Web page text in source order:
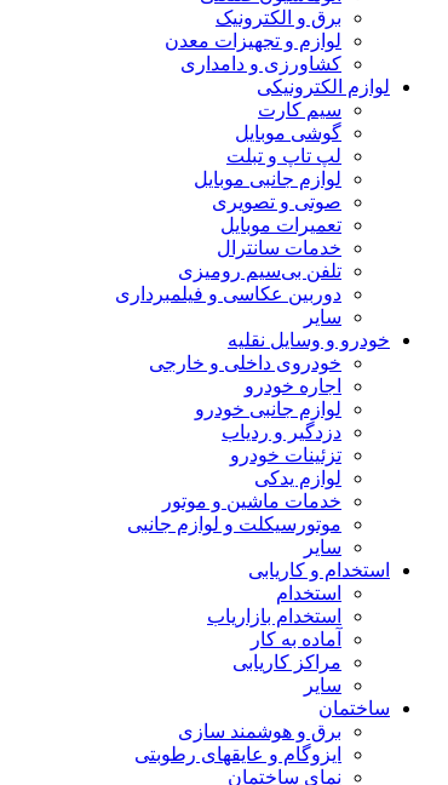
برق و الکترونیک
لوازم و تجهیزات معدن
کشاورزی و دامداری
لوازم الکترونیکی
سیم کارت
گوشی موبایل
لپ تاپ و تبلت
لوازم جانبی موبایل
صوتی و تصویری
تعمیرات موبایل
خدمات سانترال
تلفن بی‌سیم رومیزی
دوربین عکاسی و فیلمبرداری
سایر
خودرو و وسایل نقلیه
خودروی داخلی و خارجی
اجاره خودرو
لوازم جانبی خودرو
دزدگیر و ردیاب
تزئینات خودرو
لوازم یدکی
خدمات ماشین و موتور
موتورسیکلت و لوازم جانبی
سایر
استخدام و کاریابی
استخدام
استخدام بازاریاب
آماده به کار
مراکز کاریابی
سایر
ساختمان
برق و هوشمند سازی
ایزوگام و عایقهای رطوبتی
نمای ساختمان